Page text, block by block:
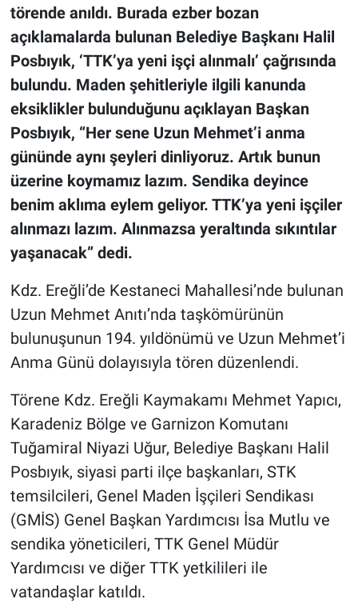
törende anıldı. Burada ezber bozan
açıklamalarda bulunan Belediye Başkanı Halil
Posbıyık, ‘TTK’ya yeni işçi alınmalı’ çağrısında
bulundu. Maden şehitleriyle ilgili kanunda
eksiklikler bulunduğunu açıklayan Başkan
Posbıyık, “Her sene Uzun Mehmet’i anma
gününde aynı şeyleri dinliyoruz. Artık bunun
üzerine koymamız lazım. Sendika deyince
benim aklıma eylem geliyor. TTK’ya yeni işçiler
alınmazı lazım. Alınmazsa yeraltında sıkıntılar
yaşanacak” dedi.
Kdz. Ereğli’de Kestaneci Mahallesi’nde bulunan
Uzun Mehmet Anıtı’nda taşkömürünün
bulunuşunun 194. yıldönümü ve Uzun Mehmet’i
Anma Günü dolayısıyla tören düzenlendi.
Törene Kdz. Ereğli Kaymakamı Mehmet Yapıcı,
Karadeniz Bölge ve Garnizon Komutanı
Tuğamiral Niyazi Uğur, Belediye Başkanı Halil
Posbıyık, siyasi parti ilçe başkanları, STK
temsilcileri, Genel Maden İşçileri Sendikası
(GMİS) Genel Başkan Yardımcısı İsa Mutlu ve
sendika yöneticileri, TTK Genel Müdür
Yardımcısı ve diğer TTK yetkilileri ile
vatandaşlar katıldı.